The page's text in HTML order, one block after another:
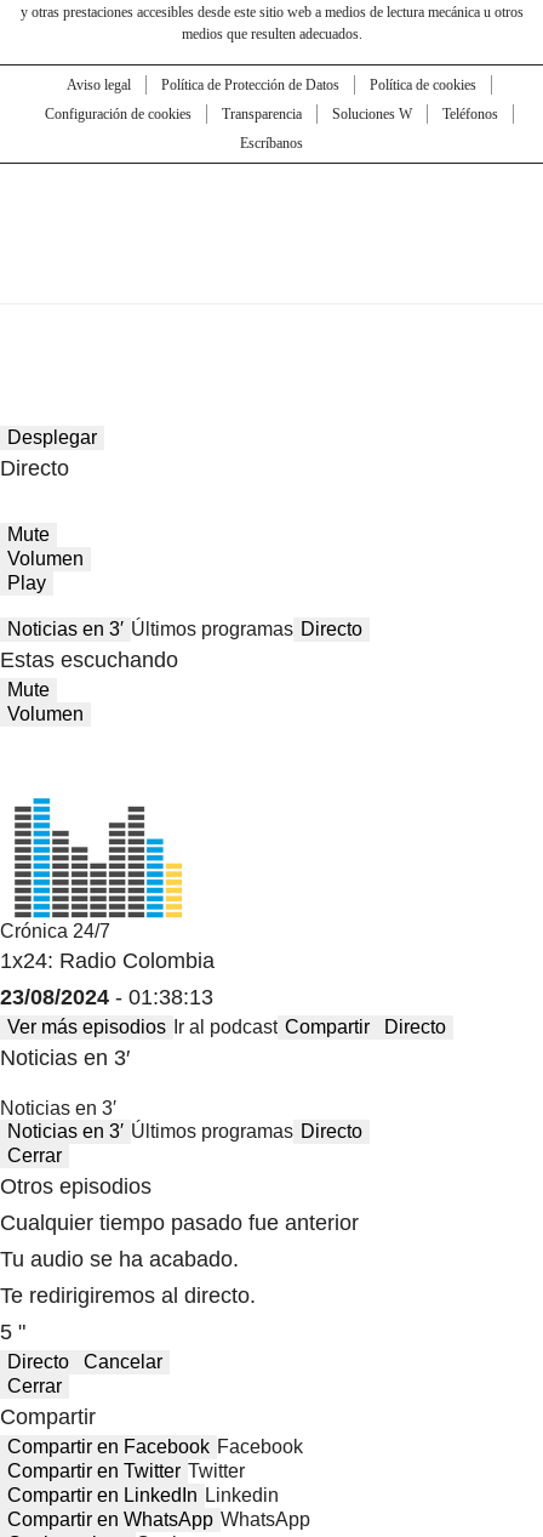
y otras prestaciones accesibles desde este sitio web a medios de lectura mecánica u otros
medios que resulten adecuados.
Aviso legal Política de Protección de Datos
Política de cookies
Configuración de cookies
Transparencia Soluciones W
Teléfonos
Escríbanos
Desplegar
Directo
Mute
Volumen
Play
Noticias en 3′ Últimos programas Directo
Estas escuchando
Mute
Volumen
Crónica 24/7
1x24: Radio Colombia
23/08/2024 - 01:38:13
Ver más episodios Ir al podcast Compartir Directo
Noticias en 3′
Noticias en 3′
Noticias en 3′ Últimos programas Directo
Cerrar
Otros episodios
Cualquier tiempo pasado fue anterior
Tu audio se ha acabado.
Te redirigiremos al directo.
5 "
Directo
Cancelar
Cerrar
Compartir
Compartir en Facebook Facebook
Compartir en Twitter Twitter
Compartir en LinkedIn Linkedin
Compartir en WhatsApp WhatsApp